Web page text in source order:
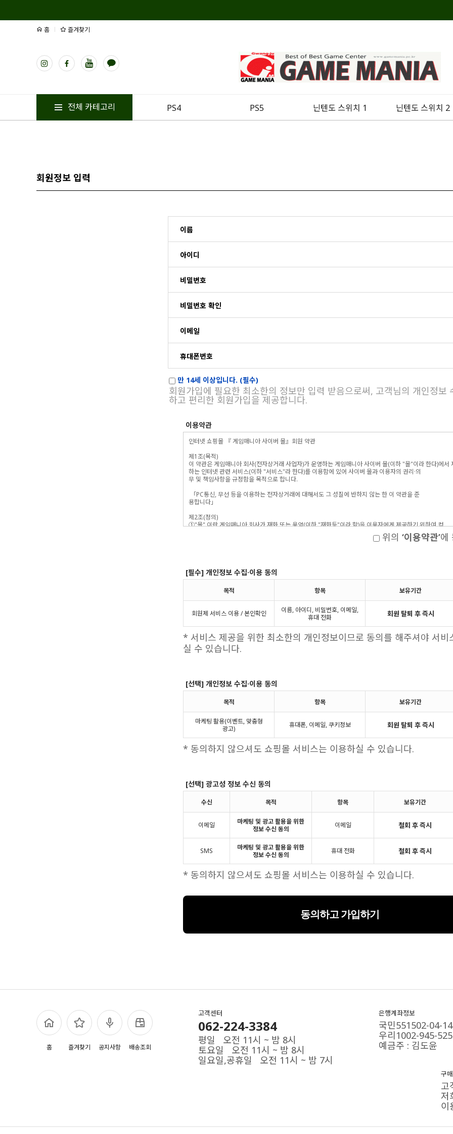
홈 즐겨찾기
전체 카테고리 PS4 PS5 닌텐도 스위치 1 닌텐도 스위치 2
회원정보 입력
이름
아이디
비밀번호
비밀번호 확인
이메일
휴대폰번호
만 14세 이상입니다. (필수)
회원가입에 필요한 최소한의 정보만 입력 받음으로써, 고객님의 개인정보
하고 편리한 회원가입을 제공합니다.
이용약관
위의 ‘이용약관’에
[필수] 개인정보 수집·이용 동의
목적 항목 보유기간
회원제 서비스 이용 / 본인확인
이름, 아이디, 비밀번호, 이메일,
휴대 전화
회원 탈퇴 후 즉시
* 서비스 제공을 위한 최소한의 개인정보이므로 동의를 해주셔야 서비
실 수 있습니다.
[선택] 개인정보 수집·이용 동의
목적 항목 보유기간
마케팅 활용(이벤트, 맞춤형
광고)
휴대폰, 이메일, 쿠키정보 회원 탈퇴 후 즉시
* 동의하지 않으셔도 쇼핑몰 서비스는 이용하실 수 있습니다.
[선택] 광고성 정보 수신 동의
수신 목적 항목 보유기간
이메일
마케팅 및 광고 활용을 위한
정보 수신 동의
이메일 철회 후 즉시
SMS
마케팅 및 광고 활용을 위한
정보 수신 동의
휴대 전화 철회 후 즉시
* 동의하지 않으셔도 쇼핑몰 서비스는 이용하실 수 있습니다.
동의하고 가입하기
홈 즐겨찾기 공지사항 배송조회
고객센터
062-224-3384
평일 오전 11시 ~ 밤 8시
토요일 오전 11시 ~ 밤 8시
일요일,공휴일 오전 11시 ~ 밤 7시
은행계좌정보
국민551502-04-
우리1002-945-
예금주 : 김도윤
구
고
저
이